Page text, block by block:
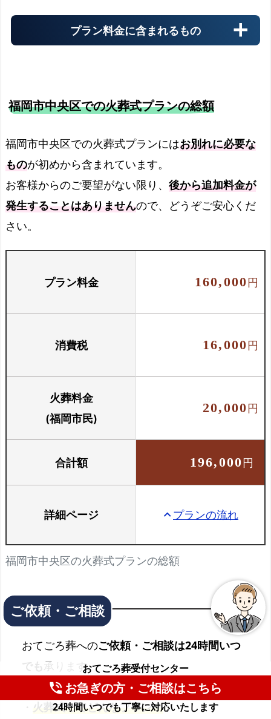
プラン料金に含まれるもの
霊柩車
火葬場までの霊柩費用
火葬場でのご案内
お骨壺セット
骨壺と骨箱のセットです
福岡市中央区での火葬式プランの総額
福岡市中央区での火葬式プランにはお別れに必要な
ものが初めから含まれています。
お客様からのご要望がない限り、 後から追加料金が
発生することはありませんので、どうぞご安心くだ
さい。
福岡市中央区の火葬式プランの総額
プラン料金 160,000円
消費税 16,000円
火葬料金
(福岡市民)
20,000円
合計額 196,000円
詳細ページ keyboard_arrow_upプランの流れ
おてごろ葬へのご依頼・ご相談は24時間いつ
でも 承ります。
いまからお迎えに来てほしい
・ 火葬式ってどんなプラン？
おてごろ葬受付センター
phone_in_talkお急ぎの方・ご相談はこちら
24時間いつでも丁寧に対応いたします